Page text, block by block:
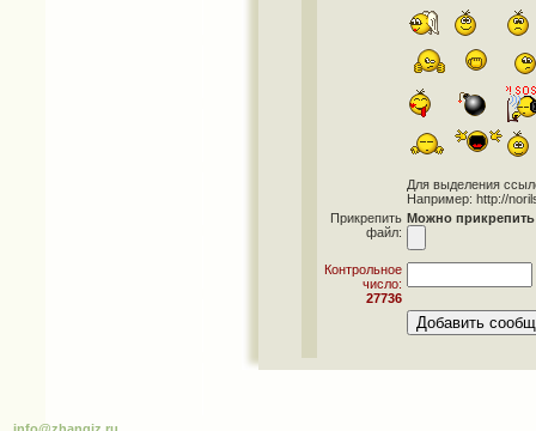
Для выделения
Например: http://
Прикрепить
файл:
Можно
Контрольное
число:
27736